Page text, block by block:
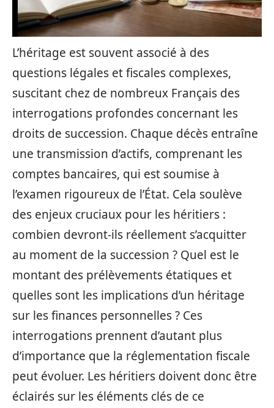
L’héritage est souvent associé à des
questions légales et fiscales complexes,
suscitant chez de nombreux Français des
interrogations profondes concernant les
droits de succession. Chaque décès entraîne
une transmission d’actifs, comprenant les
comptes bancaires, qui est soumise à
l’examen rigoureux de l’État. Cela soulève
des enjeux cruciaux pour les héritiers :
combien devront-ils réellement s’acquitter
au moment de la succession ? Quel est le
montant des prélèvements étatiques et
quelles sont les implications d’un héritage
sur les finances personnelles ? Ces
interrogations prennent d’autant plus
d’importance que la réglementation fiscale
peut évoluer. Les héritiers doivent donc être
éclairés sur les éléments clés de ce